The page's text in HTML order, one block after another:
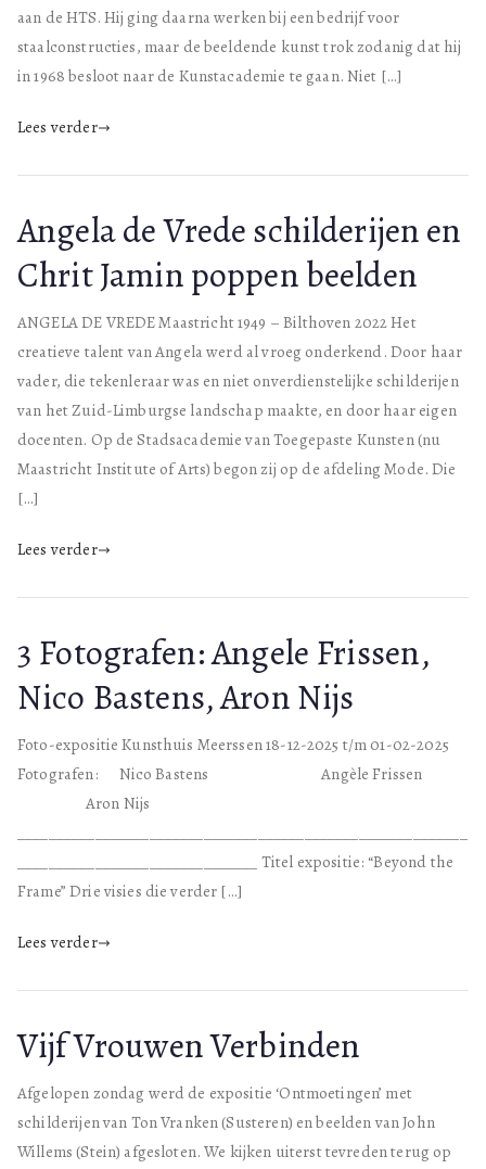
aan de HTS. Hij ging daarna werken bij een bedrijf voor
staalconstructies, maar de beeldende kunst trok zodanig dat hij
in 1968 besloot naar de Kunstacademie te gaan. Niet […]
Lees verder
Angela de Vrede schilderijen en
Chrit Jamin poppen beelden
ANGELA DE VREDE Maastricht 1949 – Bilthoven 2022 Het
creatieve talent van Angela werd al vroeg onderkend. Door haar
vader, die tekenleraar was en niet onverdienstelijke schilderijen
van het Zuid-Limburgse landschap maakte, en door haar eigen
docenten. Op de Stadsacademie van Toegepaste Kunsten (nu
Maastricht Institute of Arts) begon zij op de afdeling Mode. Die
[…]
Lees verder
3 Fotografen: Angele Frissen,
Nico Bastens, Aron Nijs
Foto-expositie Kunsthuis Meerssen 18-12-2025 t/m 01-02-2025
Fotografen: Nico Bastens Angèle Frissen
Aron Nijs
_______________________________ Titel expositie: “Beyond the
Frame” Drie visies die verder […]
Lees verder
Vijf Vrouwen Verbinden
Afgelopen zondag werd de expositie ‘Ontmoetingen’ met
schilderijen van Ton Vranken (Susteren) en beelden van John
Willems (Stein) afgesloten. We kijken uiterst tevreden terug op